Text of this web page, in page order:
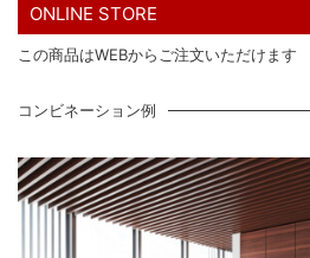
ONLINE STORE
この商品はWEBからご注文いただけます
コンビネーション例